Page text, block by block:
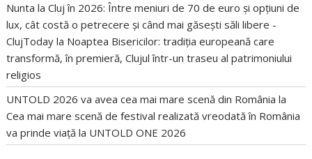
Nunta la Cluj în 2026: Între meniuri de 70 de euro și opțiuni de
lux, cât costă o petrecere și când mai găsești săli libere -
ClujToday la Noaptea Bisericilor: tradiția europeană care
transformă, în premieră, Clujul într-un traseu al patrimoniului
religios
UNTOLD 2026 va avea cea mai mare scenă din România la
Cea mai mare scenă de festival realizată vreodată în România
va prinde viață la UNTOLD ONE 2026